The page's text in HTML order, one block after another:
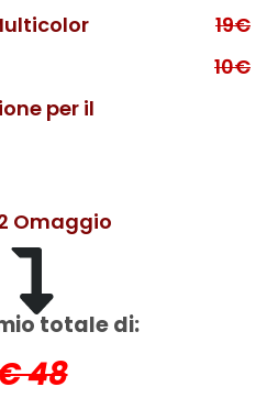
19€
10€
per il
Omaggio
totale di:
48